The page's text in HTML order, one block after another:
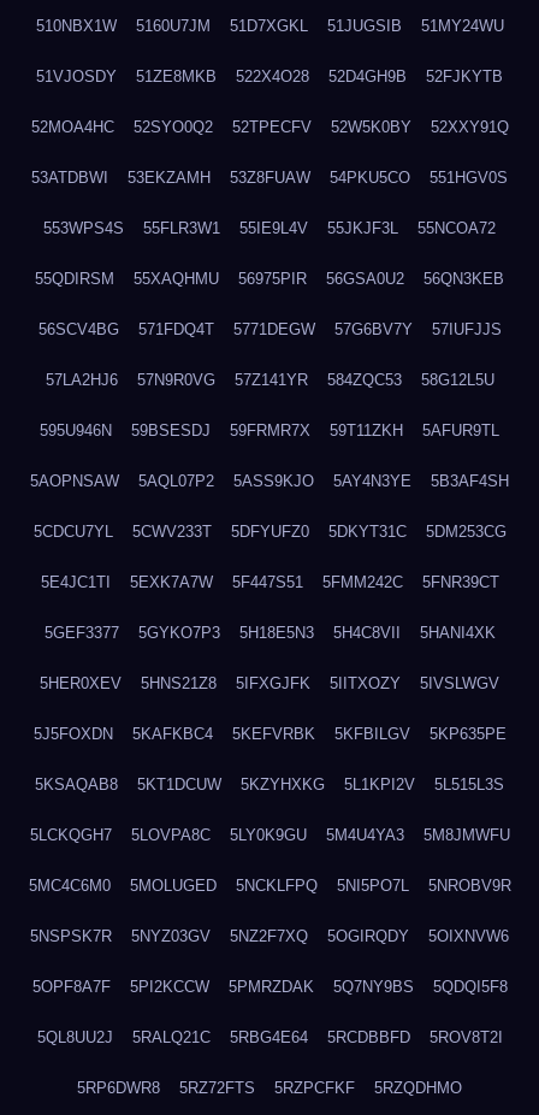
510NBX1W 5160U7JM 51D7XGKL 51JUGSIB 51MY24WU
51VJOSDY 51ZE8MKB 522X4O28 52D4GH9B 52FJKYTB
52MOA4HC 52SYO0Q2 52TPECFV 52W5K0BY 52XXY91Q
53ATDBWI 53EKZAMH 53Z8FUAW 54PKU5CO 551HGV0S
553WPS4S 55FLR3W1 55IE9L4V 55JKJF3L 55NCOA72
55QDIRSM 55XAQHMU 56975PIR 56GSA0U2 56QN3KEB
56SCV4BG 571FDQ4T 5771DEGW 57G6BV7Y 57IUFJJS
57LA2HJ6 57N9R0VG 57Z141YR 584ZQC53 58G12L5U
595U946N 59BSESDJ 59FRMR7X 59T11ZKH 5AFUR9TL
5AOPNSAW 5AQL07P2 5ASS9KJO 5AY4N3YE 5B3AF4SH
5CDCU7YL 5CWV233T 5DFYUFZ0 5DKYT31C 5DM253CG
5E4JC1TI 5EXK7A7W 5F447S51 5FMM242C 5FNR39CT
5GEF3377 5GYKO7P3 5H18E5N3 5H4C8VII 5HANI4XK
5HER0XEV 5HNS21Z8 5IFXGJFK 5IITXOZY 5IVSLWGV
5J5FOXDN 5KAFKBC4 5KEFVRBK 5KFBILGV 5KP635PE
5KSAQAB8 5KT1DCUW 5KZYHXKG 5L1KPI2V 5L515L3S
5LCKQGH7 5LOVPA8C 5LY0K9GU 5M4U4YA3 5M8JMWFU
5MC4C6M0 5MOLUGED 5NCKLFPQ 5NI5PO7L 5NROBV9R
5NSPSK7R 5NYZ03GV 5NZ2F7XQ 5OGIRQDY 5OIXNVW6
5OPF8A7F 5PI2KCCW 5PMRZDAK 5Q7NY9BS 5QDQI5F8
5QL8UU2J 5RALQ21C 5RBG4E64 5RCDBBFD 5ROV8T2I
5RP6DWR8 5RZ72FTS 5RZPCFKF 5RZQDHMO